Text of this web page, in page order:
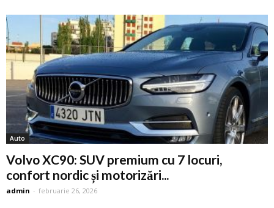
Auto
Volvo XC90: SUV premium cu 7 locuri,
confort nordic și motorizări...
admin - februarie 26, 2026